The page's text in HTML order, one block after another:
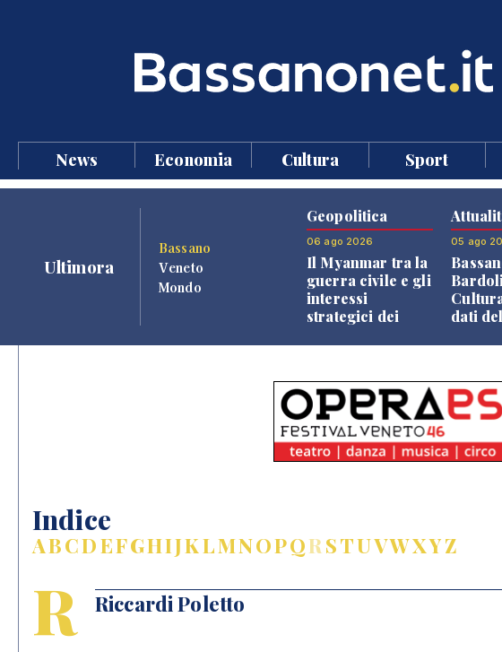
News Economia Cultura Sport
Ultimora
Bassano
Veneto
Mondo
Geopolitica
06 ago 2026
Il Myanmar tra la
guerra civile e gli
interessi
strategici dei
05 ago
dati
Indice
ABCDEFGHIJKLMNOPQRSTUVWXYZ
R Riccardi Poletto